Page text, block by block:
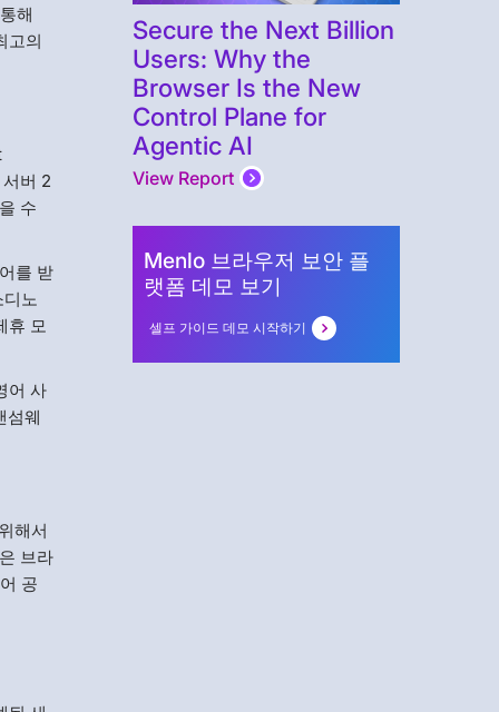
해
고의
버 2
수
를 받
노
휴 모
어 사
섬웨
해서
브라
공
Secure the Next Billion
Users: Why the
Browser Is the New
Control Plane for
Agentic AI
View Report
Menlo 브라우저 보안 플
랫폼 데모 보기
셀프 가이드 데모 시작하기